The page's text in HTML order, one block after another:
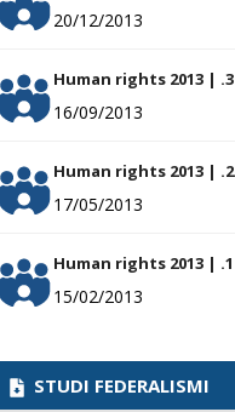
20/12/2013
Human rights 2013 | .3
16/09/2013
Human rights 2013 | .2
17/05/2013
Human rights 2013 | .1
15/02/2013
STUDI FEDERALISMI